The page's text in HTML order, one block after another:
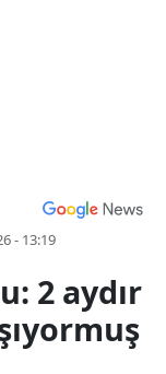
- 13:19
2 aydır